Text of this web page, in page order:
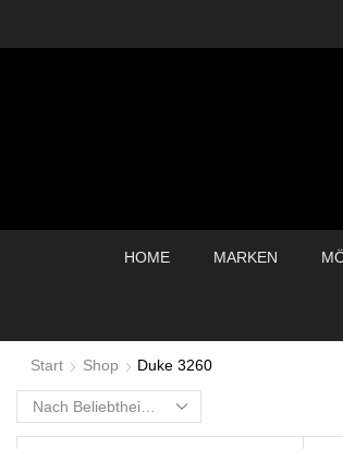
HOME MARKEN
Start Shop Duke 3260